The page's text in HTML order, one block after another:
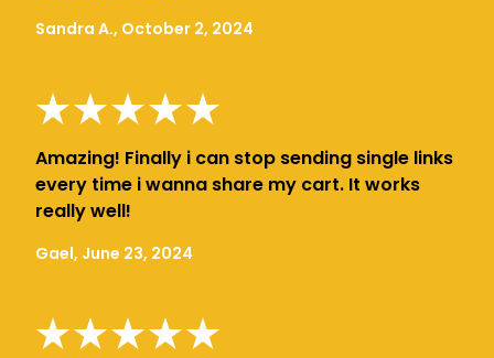
Sandra A., October 2, 2024
Amazing! Finally i can stop sending single links
every time i wanna share my cart. It works
really well!
Gael, June 23, 2024